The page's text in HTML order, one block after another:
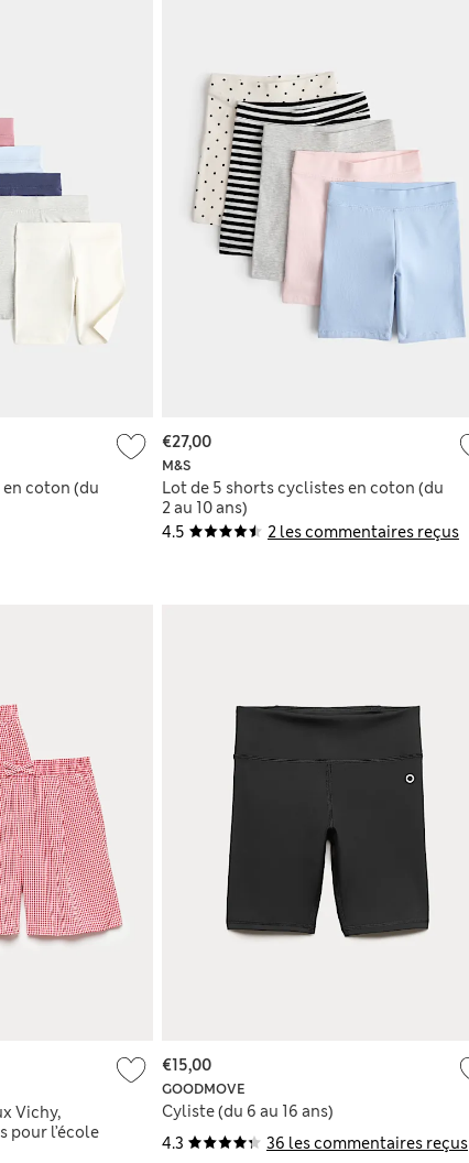
coton (du
4.5 2 les commentaires reçus
M&S
Lot de 5 shorts cyclistes en coton (du
2 au 10 ans)
€27,00
Vichy,
pour l’école
4.3 36 les commentaires reçus
GOODMOVE
Cyliste (du 6 au 16 ans)
€15,00